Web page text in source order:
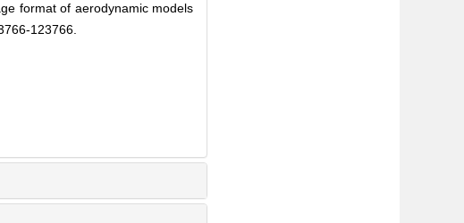
format of aerodynamic models
123766.